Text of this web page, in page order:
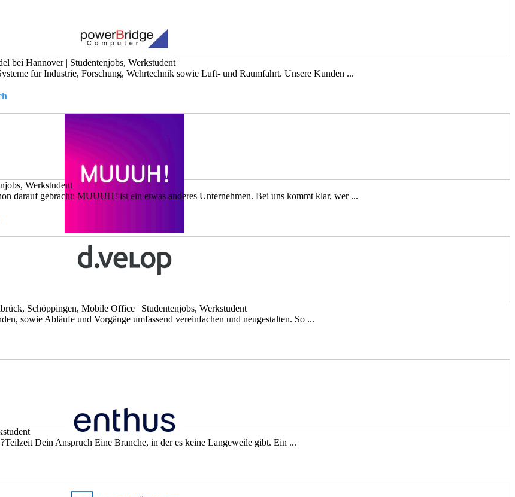
bei Hannover | Studentenjobs, Werkstudent
für Industrie, Forschung, Wehrtechnik sowie Luft- und Raumfahrt. Unsere Kunden ...
Werkstudent
darauf gebracht: MUUUH! ist ein etwas anderes Unternehmen. Bei uns kommt klar, wer ...
Schöppingen, Mobile Office | Studentenjobs, Werkstudent
sowie Abläufe und Vorgänge umfassend vereinfachen und neugestalten. So ...
Dein Anspruch Eine Branche, in der es keine Langeweile gibt. Ein ...